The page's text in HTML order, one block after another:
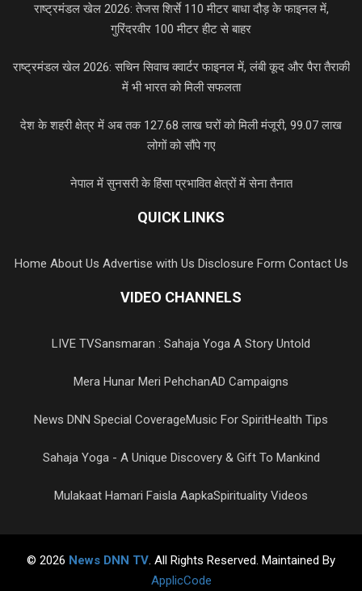
राष्ट्रमंडल खेल 2026: तेजस शिर्से 110 मीटर बाधा दौड़ के फाइनल में,
गुरिंदरवीर 100 मीटर हीट से बाहर
राष्ट्रमंडल खेल 2026: सचिन सिवाच क्वार्टर फाइनल में, लंबी कूद और पैरा तैराकी
में भी भारत को मिली सफलता
देश के शहरी क्षेत्र में अब तक 127.68 लाख घरों को मिली मंजूरी, 99.07 लाख
लोगों को सौंपे गए
नेपाल में सुनसरी के हिंसा प्रभावित क्षेत्रों में सेना तैनात
QUICK LINKS
Home About Us Advertise with Us Disclosure Form Contact Us
VIDEO CHANNELS
LIVE TVSansmaran : Sahaja Yoga A Story Untold
Mera Hunar Meri PehchanAD Campaigns
News DNN Special CoverageMusic For SpiritHealth Tips
Sahaja Yoga - A Unique Discovery & Gift To Mankind
Mulakaat Hamari Faisla AapkaSpirituality Videos
© 2026 News DNN TV. All Rights Reserved. Maintained By
ApplicCode